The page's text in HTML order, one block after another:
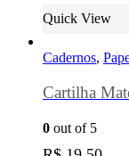
Quick View
Cadernos,
Cartilha
0 out of 5